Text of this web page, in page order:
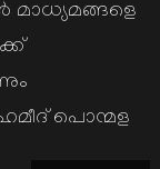
മാധ്യമങ്ങളെ
പൊന്മള